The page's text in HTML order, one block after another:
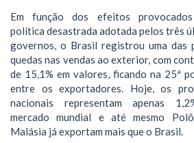
Em função dos efeitos
política desastrada adotada pelos três
governos, o Brasil registrou uma das
quedas nas vendas ao exterior, com
de 15,1% em valores, ficando na 25ª
entre os exportadores. Hoje, os
nacionais representam apenas
mercado mundial e até mesmo
Malásia já exportam mais que o Brasil.